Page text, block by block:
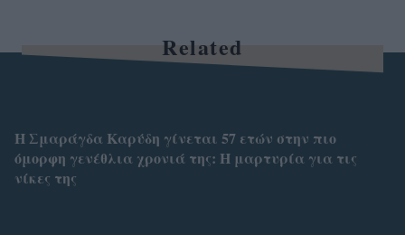
Related
Η Σμαράγδα Καρύδη γίνεται 57 ετών στην πιο
όμορφη γενέθλια χρονιά της: Η μαρτυρία για τις
νίκες της